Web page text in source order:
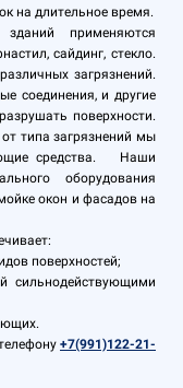
на длительное время.
применяются
сайдинг, стекло.
загрязнений.
соединения, и другие
поверхности.
типа загрязнений мы
средства. Наши
оборудования
окон и фасадов на
поверхностей;
+7(991)122-21-